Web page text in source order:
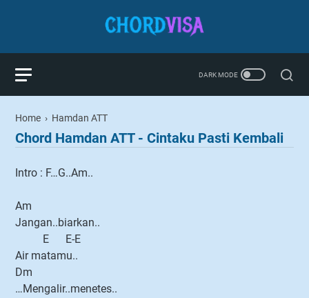
Home › Hamdan ATT
Chord Hamdan ATT - Cintaku Pasti Kembali
Intro : F…G..Am..
Am
Jangan..biarkan..
E E-E
Air matamu..
Dm
…Mengalir..menetes..